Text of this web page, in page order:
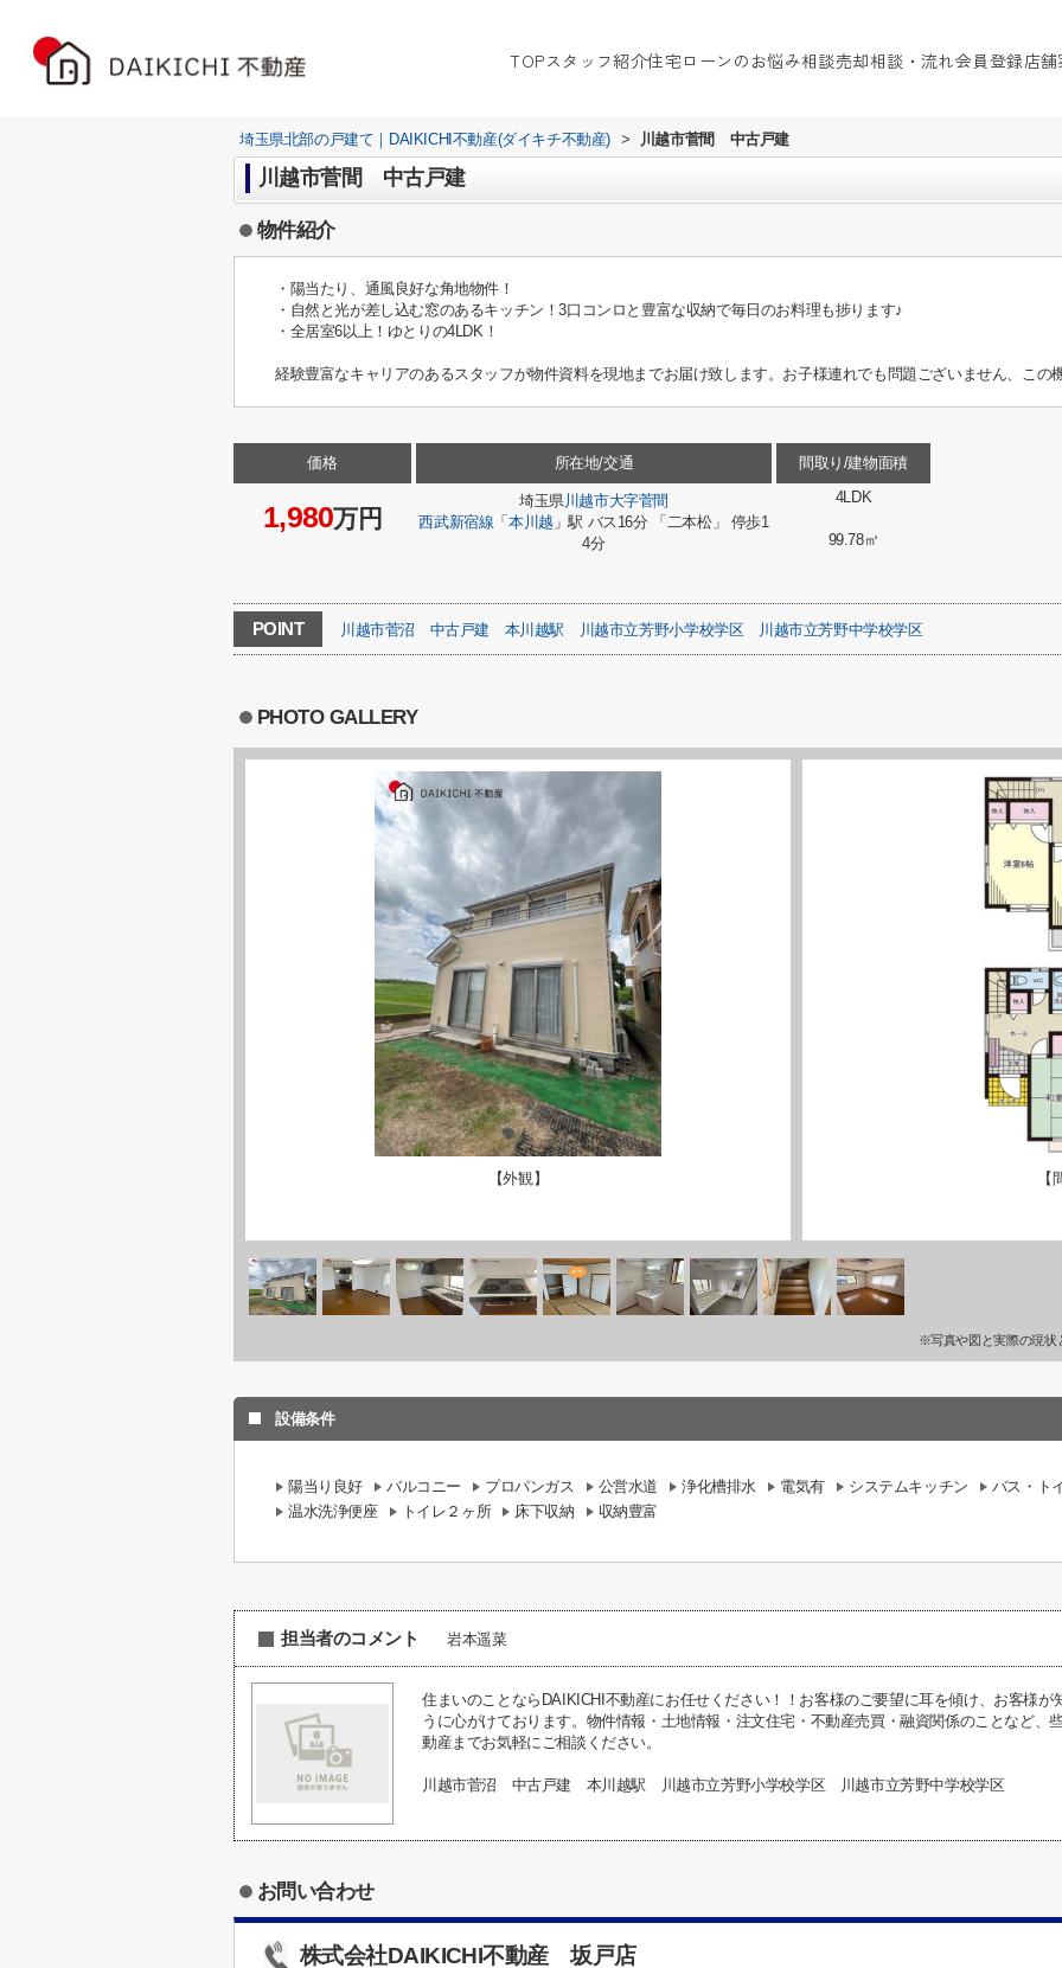
TOPスタッフ紹介住宅ローンのお悩み相談売却相談・流れ会員登録店
埼玉県北部の戸建て｜DAIKICHI不動産(ダイキチ不動産) > 川越市菅間 中古戸建
川越市菅間 中古戸建
物件紹介
・陽当たり、通風良好な角地物件！
・自然と光が差し込む窓のあるキッチン！3口コンロと豊富な収納で毎日のお料理も捗ります♪
・全居室6以上！ゆとりの4LDK！
経験豊富なキャリアのあるスタッフが物件資料を現地までお届け致します。お子様連れでも問題ございません、この
価格
1,980万円
所在地/交通
埼玉県川越市大字菅間
西武新宿線 「 本川越 」駅 バス16分 「二本松」 停歩1
4分
間取り/建物面積
4LDK
99.78㎡
POINT 川越市菅沼 中古戸建 本川越駅 川越市立芳野小学校学区 川越市立芳野中学校学区
PHOTO GALLERY
【外観】
※写真や図と実際の現状
設備条件
陽当り良好 バルコニー プロパンガス 公営水道 浄化槽排水 電気有 システムキッチン
バス・ト
温水洗浄便座
トイレ２ヶ所 床下収納 収納豊富
担当者のコメント 岩本遥菜
住まいのことならDAIKICHI不動産にお任せください！！お客様のご要望に耳を傾け、お客様
うに心がけております。物件情報・土地情報・注文住宅・不動産売買・融資関係のことなど、
動産までお気軽にご相談ください。
川越市菅沼 中古戸建 本川越駅 川越市立芳野小学校学区 川越市立芳野中学校学区
お問い合わせ
株式会社DAIKICHI不動産 坂戸店